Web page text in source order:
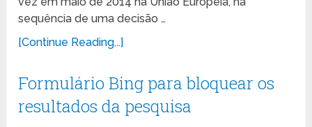
sequência de uma decisão …
[Continue Reading...]
Formulário Bing para bloquear os
resultados da pesquisa